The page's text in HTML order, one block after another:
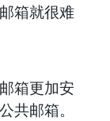
箱就很难
箱更加安
共邮箱。